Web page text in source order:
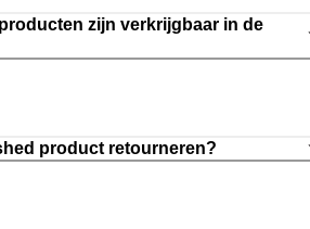
zijn verkrijgbaar in de
product retourneren?